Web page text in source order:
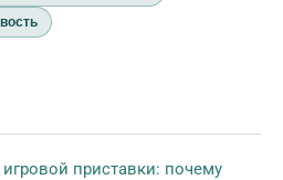
приставки: почему